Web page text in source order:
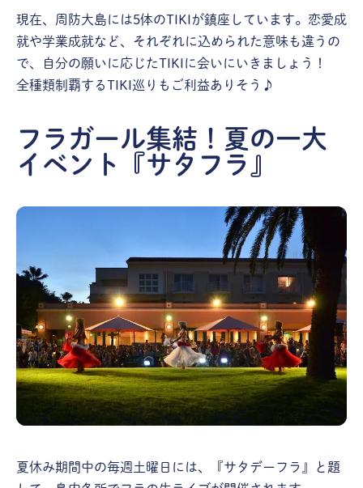
現在、周防大島には5体のTIKIが鎮座しています。恋愛成
就や学業成就など、それぞれに込められた意味も違うの
で、自分の願いに応じたTIKIに会いにいきましょう！
全種類制覇するTIKI巡りもご利益ありそう♪
フラガール集結！夏の一大
イベント『サタフラ』
夏休み期間中の毎週土曜日には、『サタデーフラ』と題